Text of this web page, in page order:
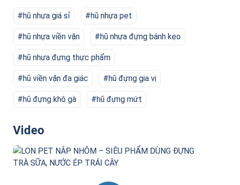
hũ nhựa giá sỉ hũ nhựa pet
hũ nhựa viền vặn hũ nhựa đựng bánh kẹo
hũ nhựa đựng thực phẩm
hũ viền vặn đa giác hũ đựng gia vị
hũ đựng khô gà hũ đựng mứt
Video